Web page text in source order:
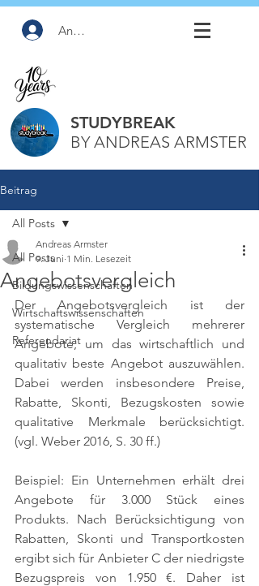
Anmelden
STUDYBREAK
BY ANDREAS ARMSTER
Beitrag
All Posts
Bildungswissenschaften
Wirtschaftswissenschaften
Referendariat
All Posts
Angebotsvergleich
Andreas Armster
9. Juni 1 Min. Lesezeit
Der Angebotsvergleich ist der
systematische Vergleich mehrerer
Angebote, um das wirtschaftlich und
qualitativ beste Angebot auszuwählen.
Dabei werden insbesondere Preise,
Rabatte, Skonti, Bezugskosten sowie
(vgl. Weber 2016, S. 30 ff.)
Beispiel: Ein Unternehmen erhält drei
Angebote für 3.000 Stück eines
Produkts. Nach Berücksichtigung von
Rabatten, Skonti und Transportkosten
ergibt sich für Anbieter C der niedrigste
Bezugspreis von 1.950 €. Daher ist